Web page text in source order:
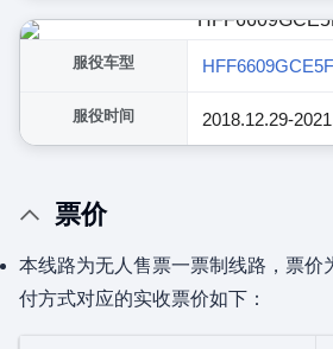
服役车型
服役时间 2018.12.29-
票价
本线路为无人售票一票制线路，票价
付方式对应的实收票价如下：